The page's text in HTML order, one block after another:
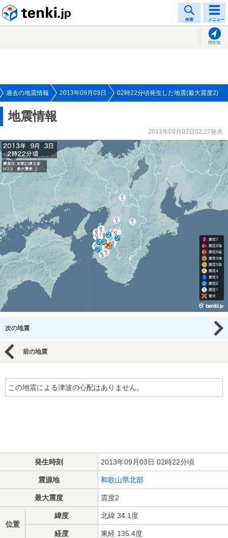
検索 メニュー
現在地
過去の地震情報 2013年09月03日 02時22分頃発生した地震(最大震度2)
地震情報
2013年09月03日02:27発表
次の地震
前の地震
この地震による津波の心配はありません。
発生時刻 2013年09月03日 02時22分頃
震源地 和歌山県北部
最大震度 震度2
位置
緯度 北緯 34.1度
経度 東経 135.4度